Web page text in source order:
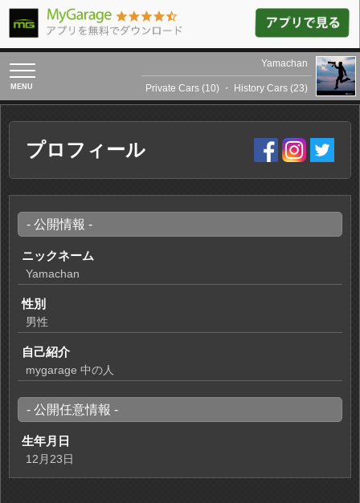
toggle
navigation
Yamachan
Private Cars (10) ・ History Cars (23)
プロフィール
- 公開情報 -
ニックネーム
Yamachan
性別
男性
自己紹介
mygarage 中の人
- 公開任意情報 -
生年月日
12月23日